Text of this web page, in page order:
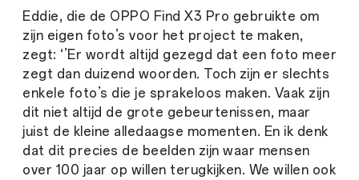
Eddie, die de OPPO Find X3 Pro gebruikte om
zijn eigen foto’s voor het project te maken,
zegt: ‘’Er wordt altijd gezegd dat een foto meer
zegt dan duizend woorden. Toch zijn er slechts
enkele foto’s die je sprakeloos maken. Vaak zijn
dit niet altijd de grote gebeurtenissen, maar
juist de kleine alledaagse momenten. En ik denk
dat dit precies de beelden zijn waar mensen
over 100 jaar op willen terugkijken. We willen ook